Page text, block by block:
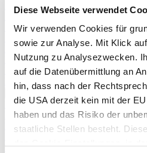
Diese Webseite verwendet
Wir verwenden Cookies für
sowie zur Analyse. Mit Klick
Nutzung zu Analysezwecken.
auf die Datenübermittlung an
hin, dass nach der
die USA derzeit kein mit der
haben und das Risiko der
staatliche Stellen besteht.
Rhabarber
Erdnüsse
Spargel (aus Pflänzchen)
Stachelbeeren
Kartoffeln
Pflanzanleitung und
Pflanzanleitung und
Pflanzkartoffeltabelle
Mehr anzeigen >>
Pflanzkartoffeltabelle
Boden & Düngung
Düngertabelle
Mulchen im Garten